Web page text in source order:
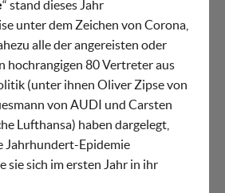
“ stand dieses Jahr
unter dem Zeichen von Corona,
alle der angereisten oder
hochrangigen 80 Vertreter aus
(unter ihnen Oliver Zipse von
von AUDI und Carsten
Lufthansa) haben dargelegt,
Jahrhundert-Epidemie
sie sich im ersten Jahr in ihr